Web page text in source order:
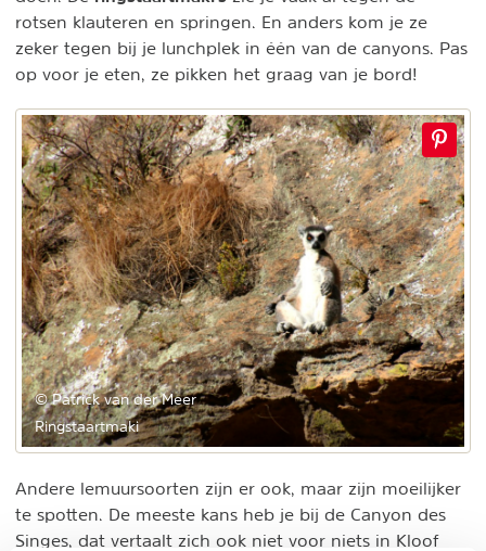
rotsen klauteren en springen. En anders kom je ze
zeker tegen bij je lunchplek in één van de canyons. Pas
op voor je eten, ze pikken het graag van je bord!
© Patrick van der Meer
Ringstaartmaki
Andere lemuursoorten zijn er ook, maar zijn moeilijker
te spotten. De meeste kans heb je bij de Canyon des
Singes, dat vertaalt zich ook niet voor niets in Kloof